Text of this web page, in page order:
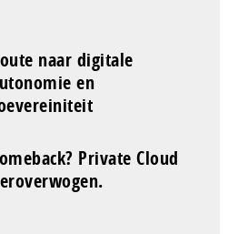
naar digitale
en
Private Cloud